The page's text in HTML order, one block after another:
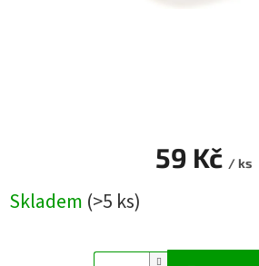
59 Kč / ks
Skladem (>5 ks)